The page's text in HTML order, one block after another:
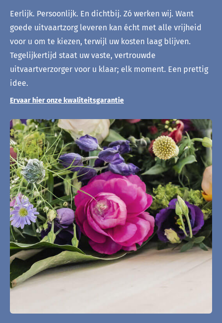
Eerlijk. Persoonlijk. En dichtbij. Zó werken wij. Want
goede uitvaartzorg leveren kan écht met alle vrijheid
voor u om te kiezen, terwijl uw kosten laag blijven.
Tegelijkertijd staat uw vaste, vertrouwde
uitvaartverzorger voor u klaar; elk moment. Een prettig
idee.
Ervaar hier onze kwaliteitsgarantie